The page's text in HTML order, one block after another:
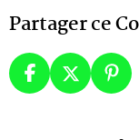
Partager ce